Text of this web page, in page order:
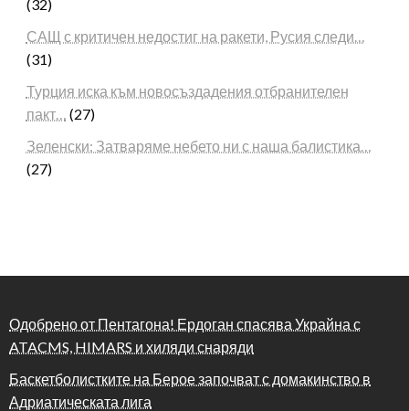
(32)
САЩ с критичен недостиг на ракети, Русия следи…
(31)
Турция иска към новосъздадения отбранителен
пакт… (27)
Зеленски: Затваряме небето ни с наша балистика…
(27)
Одобрено от Пентагона! Ердоган спасява Украйна с
ATACMS, HIMARS и хиляди снаряди
Баскетболистките на Берое започват с домакинство в
Адриатическата лига